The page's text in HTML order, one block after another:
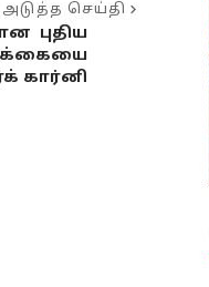
அடுத்த செய்தி
புதிய
கார்னி